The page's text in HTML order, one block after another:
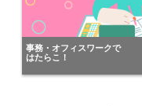
愛知県の男性が
アデコ株式会社
にキニナルを送り
事務・オフィスワークで
はたらこ！